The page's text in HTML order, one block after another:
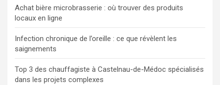
Achat bière microbrasserie : où trouver des produits
locaux en ligne
Infection chronique de l’oreille : ce que révèlent les
saignements
Top 3 des chauffagiste à Castelnau-de-Médoc spécialisés
dans les projets complexes